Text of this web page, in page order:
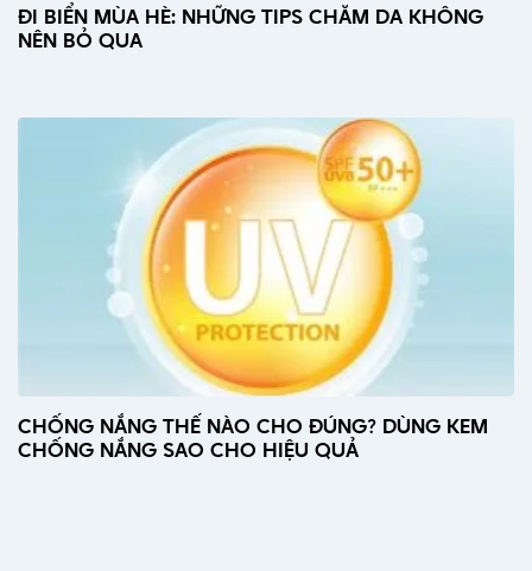
ĐI BIỂN MÙA HÈ: NHỮNG TIPS CHĂM DA KHÔNG
NÊN BỎ QUA
CHỐNG NẮNG THẾ NÀO CHO ĐÚNG? DÙNG KEM
CHỐNG NẮNG SAO CHO HIỆU QUẢ